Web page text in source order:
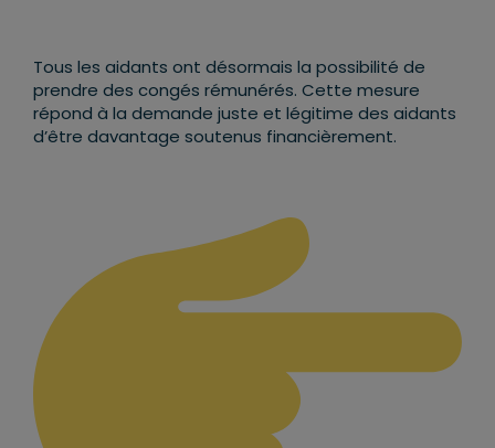
Tous les aidants ont désormais la possibilité de
prendre des congés rémunérés. Cette mesure
répond à la demande juste et légitime des aidants
d’être davantage soutenus financièrement.